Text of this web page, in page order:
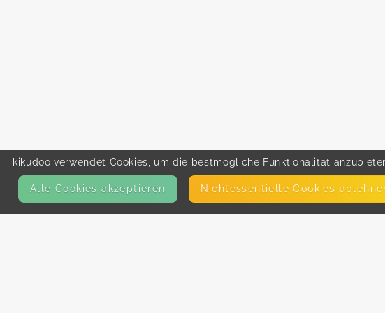
kikudoo verwendet Cookies, um die bestmögliche Funktionalität
Alle Cookies akzeptieren Nicht­essentielle Cookies